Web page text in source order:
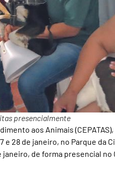
presencialmente
aos Animais
28 de janeiro, no Parque da
de forma presencial no